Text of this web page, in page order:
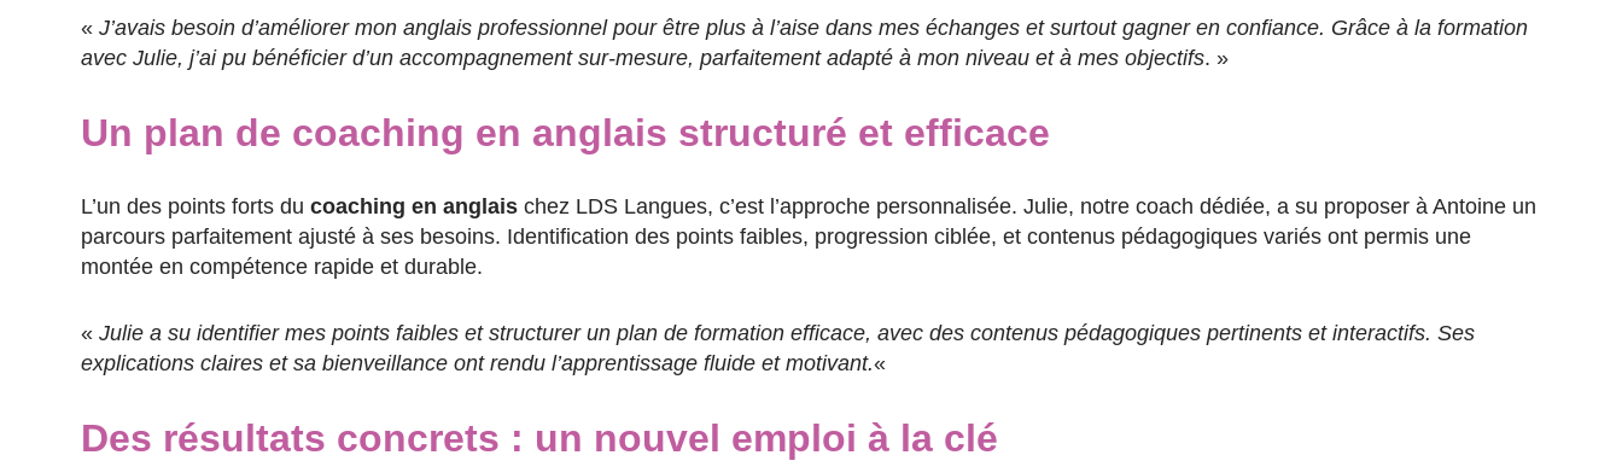
«J’avais besoin d’améliorer mon anglais professionnel pour être plus à l’aise dans mes échanges et surtout gagner en confiance. Grâce à la formation
avec Julie, j’ai pu bénéficier d’un accompagnement sur-mesure, parfaitement adapté à mon niveau et à mes objectifs. »
Un plan de coaching en anglais structuré et efficace
L’un des points forts ducoaching en anglais chez LDS Langues, c’est l’approche personnalisée. Julie, notre coach dédiée, a su proposer à Antoine un
parcours parfaitement ajusté à ses besoins. Identification des points faibles, progression ciblée, et contenus pédagogiques variés ont permis une
montée en compétence rapide et durable.
«Julie a su identifier mes points faibles et structurer un plan de formation efficace, avec des contenus pédagogiques pertinents et interactifs. Ses
explications claires et sa bienveillance ont rendu l’apprentissage fluide et motivant.«
Des résultats concrets : un nouvel emploi à la clé